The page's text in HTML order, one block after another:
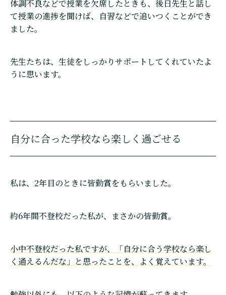
体調不良などで授業を欠席したときも、後日先生と話し
て授業の進捗を聞けば、自習などで追いつくことができ
ました。
先生たちは、生徒をしっかりサポートしてくれていたよ
うに思います。
自分に合った学校なら楽しく過ごせる
私は、2年目のときに皆勤賞をもらいました。
約6年間不登校だった私が、まさかの皆勤賞。
小中不登校だった私ですが、「自分に合う学校なら楽し
く通えるんだな」と思ったことを、よく覚えています。